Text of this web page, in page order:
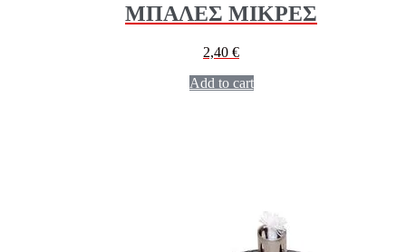
ΜΠΑΛΕΣ ΜΙΚΡΕΣ
2,40 €
Add to cart